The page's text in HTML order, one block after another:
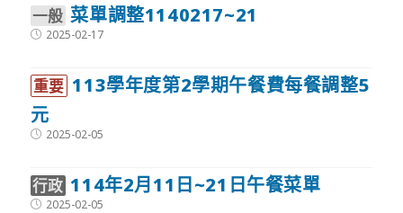
⼀般 菜單調整1140217~21
Post2025-02-17
重要 113學年度第2學期午餐費每餐調整5
元
Post2025-02-05
行政 114年2月11日~21日午餐菜單
Post2025-02-05